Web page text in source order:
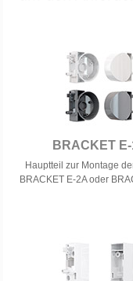
BRACKET
Hauptteil zur Montage
BRACKET E-2A oder